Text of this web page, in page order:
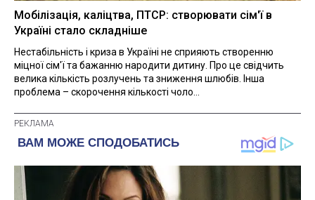
Мобілізація, каліцтва, ПТСР: створювати сім'ї в
Україні стало складніше
Нестабільність і криза в Україні не сприяють створенню
міцної сім'ї та бажанню народити дитину. Про це свідчить
велика кількість розлучень та зниження шлюбів. Інша
проблема – скорочення кількості чоло...